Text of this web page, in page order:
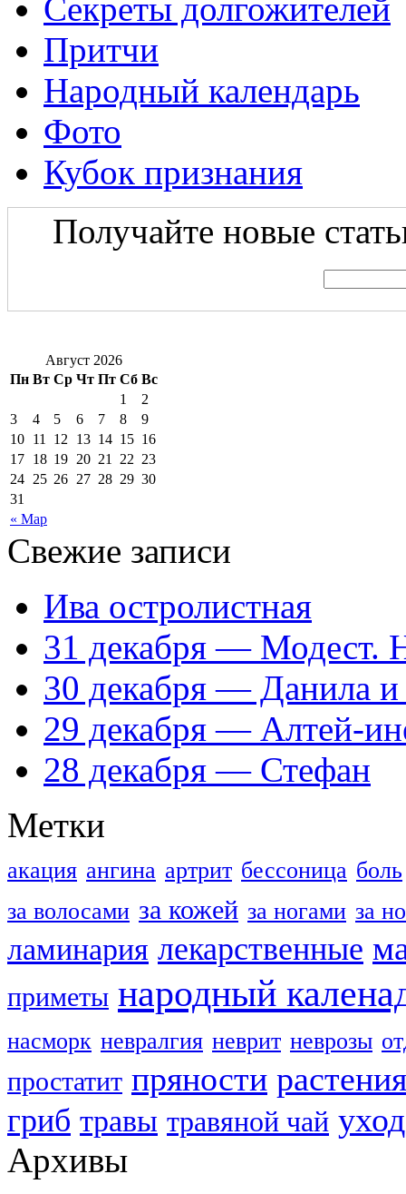
Секреты долгожителей
Притчи
Народный календарь
Фото
Кубок признания
Получайте новые
Август 2026
Пн Вт Ср Чт Пт Сб Вс
« Мар
1
2
3
4 5 6 7 8
9
10 11 12 13 14 15 16
17 18 19 20 21 22 23
24 25 26 27 28 29 30
31
Свежие записи
Ива остролистная
31 декабря — Модест.
30 декабря — Данила
29 декабря — Алтей-
28 декабря — Стефан
Метки
акация ангина артрит бессоница боль
за волосами за кожей за ногами за
ламинария лекарственные
приметы народный
насморк невралгия неврит неврозы
простатит пряности растения
гриб травы травяной чай уход
Архивы